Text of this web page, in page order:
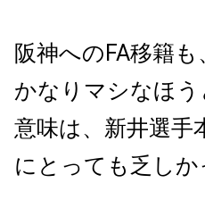
阪神への FA移籍も
かなりマシなほ
意味は、新井選手
にとっても乏し